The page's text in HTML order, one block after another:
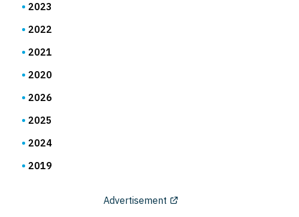
2023
2022
2021
2020
2026
2025
2024
2019
Advertisement